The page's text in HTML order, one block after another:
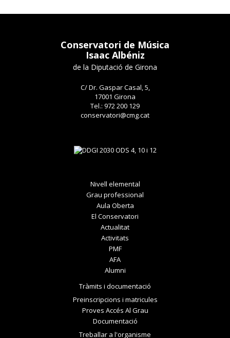
Conservatori de Música
Isaac Albéniz
de la Diputació de Girona
C/ Dr. Gaspar Casal, 5,
17001 Girona
Tel.: 972 200 129
conservatori@cmg.cat
Nivell elemental
Grau professional
Aula Oberta
El Conservatori
Actualitat
Activitats
PMF
AFA
Alumni
Tràmits i documentació
Preinscripcions i matricules
Proves Accés Al Grau
Documentació
Treballar a l'organisme